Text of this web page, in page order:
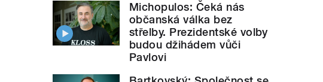
Michopulos: Čeká nás
občanská válka bez
střelby. Prezidentské volby
budou džihádem vůči
Pavlovi